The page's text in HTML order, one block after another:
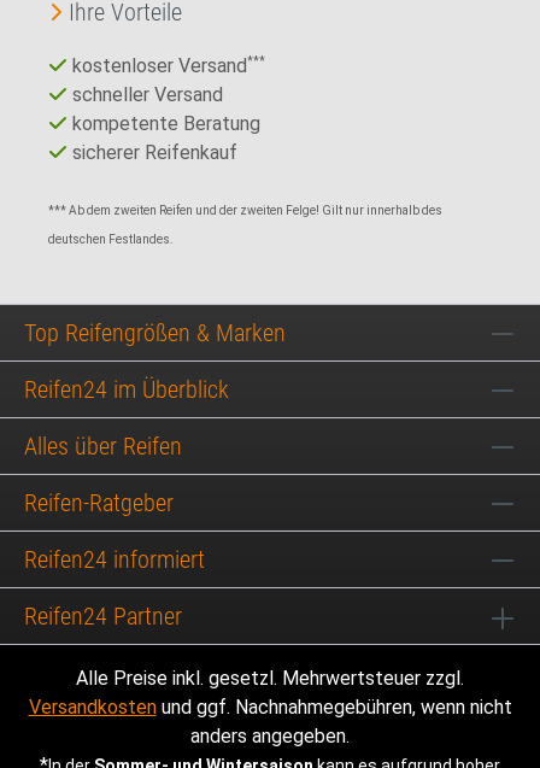
Ihre Vorteile
kostenloser Versand***
schneller Versand
kompetente Beratung
sicherer Reifenkauf
*** Ab dem zweiten Reifen und der zweiten Felge! Gilt nur innerhalb des
deutschen Festlandes.
Top Reifengrößen & Marken
Reifen24 im Überblick
Alles über Reifen
Reifen-Ratgeber
Reifen24 informiert
Reifen24 Partner
Alle Preise inkl. gesetzl. Mehrwertsteuer zzgl.
Versandkostenund ggf. Nachnahmegebühren, wenn nicht
anders angegeben.